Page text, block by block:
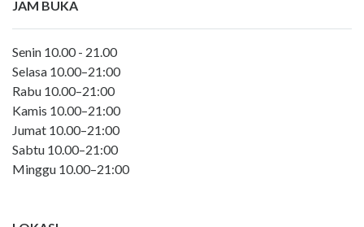
JAM BUKA
Senin 10.00 - 21.00
Selasa 10.00–21:00
Rabu 10.00–21:00
Kamis 10.00–21:00
Jumat 10.00–21:00
Sabtu 10.00–21:00
Minggu 10.00–21:00